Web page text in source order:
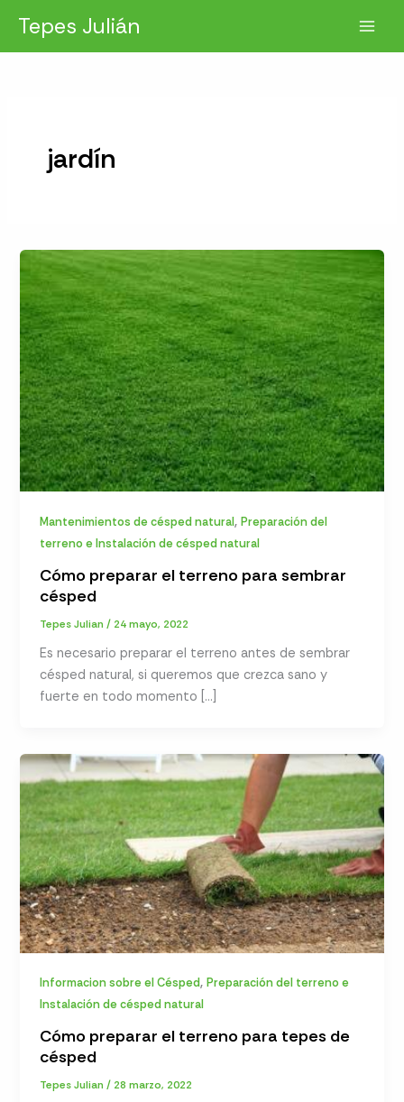
contenido
Tepes Julián
jardín
Mantenimientos de césped natural,Preparación del
terreno e Instalación de césped natural
Cómo preparar el terreno para sembrar
césped
Tepes Julian/ 24 mayo, 2022
Es necesario preparar el terreno antes de sembrar
césped natural, si queremos que crezca sano y
fuerte en todo momento […]
Informacion sobre el Césped,Preparación del terreno e
Instalación de césped natural
Cómo preparar el terreno para tepes de
césped
Tepes Julian/ 28 marzo, 2022